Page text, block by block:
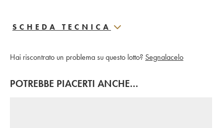
SCHEDA TECNICA
Hai riscontrato un problema su questo lotto? Segnalacelo
POTREBBE PIACERTI ANCHE…